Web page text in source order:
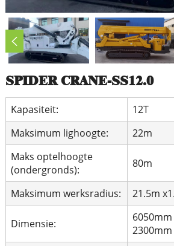
SPIDER CRANE-SS12.0
Kapasiteit:
12T
Maksimum lighoogte:
22m
Maks optelhoogte
(ondergronds):
80m
Maksimum werksradius: 21.5m
Dimensie:
2300mm